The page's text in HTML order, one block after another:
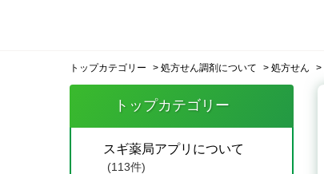
トップカテゴリー > 処方せん調剤について > 処方せん >
トップカテゴリー
スギ薬局アプリについて
(113件)